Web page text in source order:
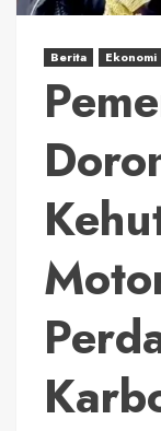
Berita Ekonomi